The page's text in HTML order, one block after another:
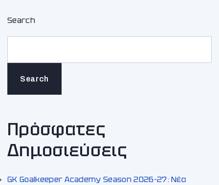
Search
Search
Πρόσφατες
Δημοσιεύσεις
GK Goalkeeper Academy Season 2026-27: Νέα